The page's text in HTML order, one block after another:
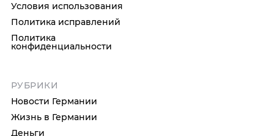
Условия использования
Политика исправлений
Политика
конфиденциальности
РУБРИКИ
Новости Германии
Жизнь в Германии
Деньги